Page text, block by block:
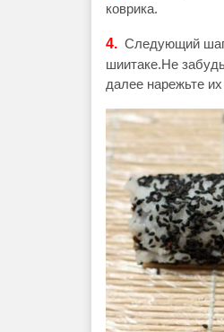
коврика.
4. Следующий шаг
шиитаке.Не
далее нарежьте